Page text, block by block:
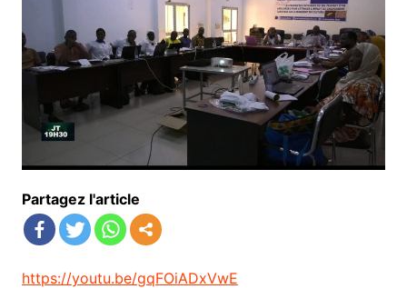
Partagez l'article
https://youtu.be/gqFOiADxVwE